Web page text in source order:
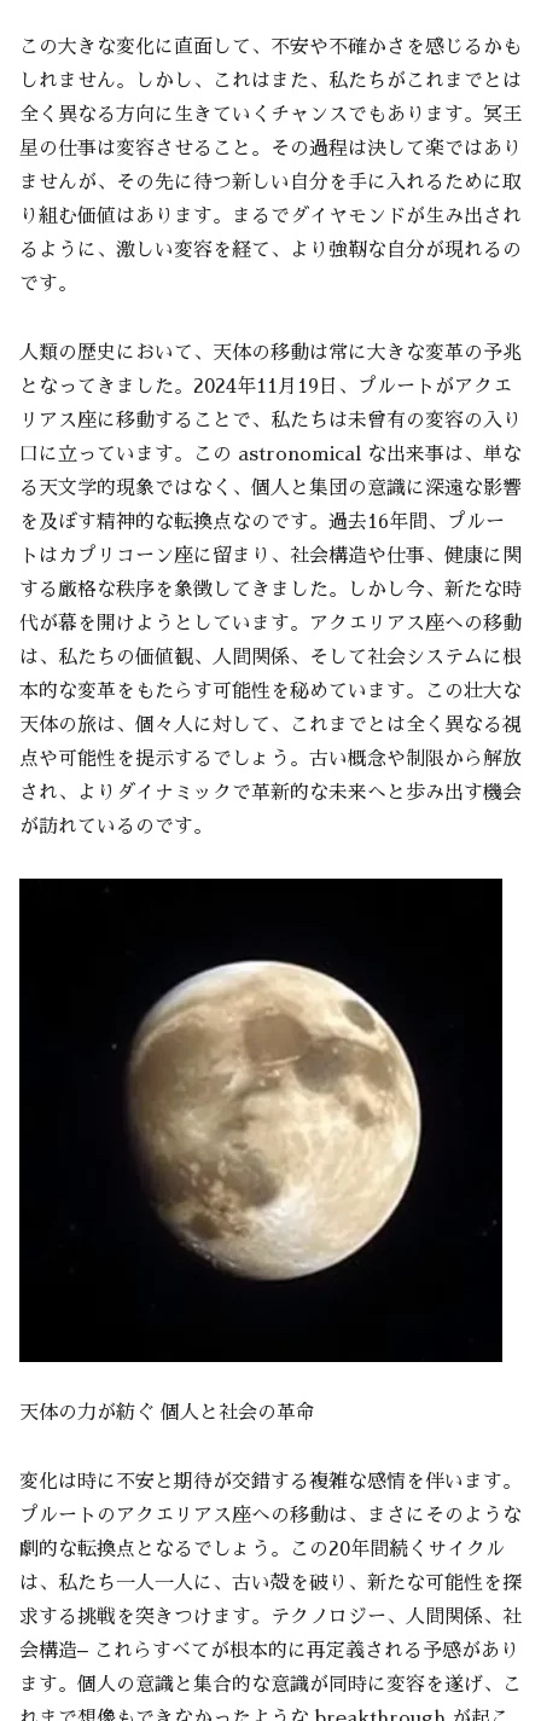
この大きな変化に直面して、不安や不確かさを感じるかも
しれません。しかし、これはまた、私たちがこれまでとは
全く異なる方向に生きていくチャンスでもあります。冥王
星の仕事は変容させること。その過程は決して楽ではあり
ませんが、その先に待つ新しい自分を手に入れるために取
り組む価値はあります。まるでダイヤモンドが生み出され
るように、激しい変容を経て、より強靭な自分が現れるの
です。
人類の歴史において、天体の移動は常に大きな変革の予兆
となってきました。2024年11月19日、プルートがアクエ
リアス座に移動することで、私たちは未曾有の変容の入り
口に立っています。この astronomical な出来事は、単な
る天文学的現象ではなく、個人と集団の意識に深遠な影響
を及ぼす精神的な転換点なのです。過去16年間、プルー
トはカプリコーン座に留まり、社会構造や仕事、健康に関
する厳格な秩序を象徴してきました。しかし今、新たな時
代が幕を開けようとしています。アクエリアス座への移動
は、私たちの価値観、人間関係、そして社会システムに根
本的な変革をもたらす可能性を秘めています。この壮大な
天体の旅は、個々人に対して、これまでとは全く異なる視
点や可能性を提示するでしょう。古い概念や制限から解放
され、よりダイナミックで革新的な未来へと歩み出す機会
が訪れているのです。
天体の力が紡ぐ 個人と社会の革命
変化は時に不安と期待が交錯する複雑な感情を伴います。
プルートのアクエリアス座への移動は、まさにそのような
劇的な転換点となるでしょう。この20年間続くサイクル
は、私たち一人一人に、古い殻を破り、新たな可能性を探
求する挑戦を突きつけます。テクノロジー、人間関係、社
会構造– これらすべてが根本的に再定義される予感があり
ます。個人の意識と集合的な意識が同時に変容を遂げ、こ